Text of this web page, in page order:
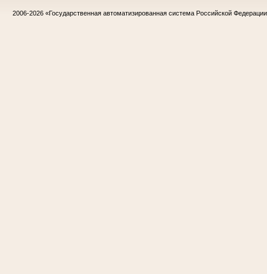
2006-2026 «Государственная автоматизированная система Российской